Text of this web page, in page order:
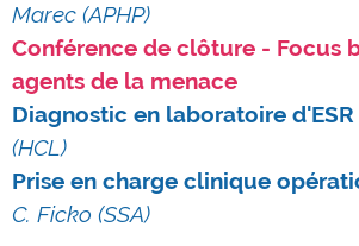
Marec (APHP)
Conférence de clôture - Focus
agents de la menace
Diagnostic en laboratoire d'ESR
(HCL)
Prise en charge clinique
C. Ficko (SSA)